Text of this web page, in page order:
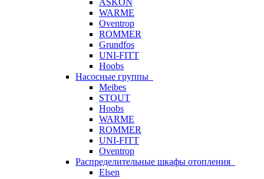
ASKON
WARME
Oventrop
ROMMER
Grundfos
UNI-FITT
Hoobs
Насосные группы
Meibes
STOUT
Hoobs
WARME
ROMMER
UNI-FITT
Oventrop
Распределительные шкафы отопления
Elsen